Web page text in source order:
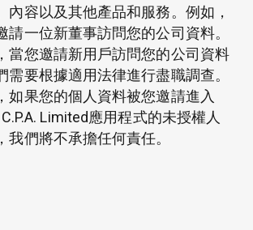
內容以及其他產品和服務。例如，
請一位新董事訪問您的公司資料。
當您邀請新用戶訪問您的公司資料
需要根據適用法律進行盡職調查。
如果您的個人資料被您邀請進入
Limited應用程式的未授權人
我們將不承擔任何責任。